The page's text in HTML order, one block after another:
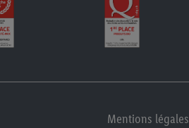
Mentions légales